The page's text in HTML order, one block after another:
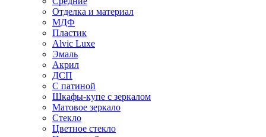
Отделка и материал
МДФ
Пластик
Alvic Luxe
Эмаль
Акрил
ДСП
С патиной
Шкафы-купе с зеркалом
Матовое зеркало
Стекло
Цветное стекло